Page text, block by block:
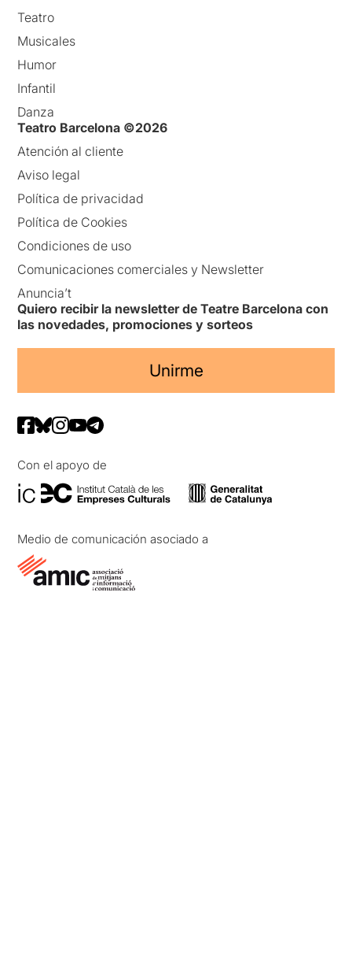
Teatro
Musicales
Humor
Infantil
Danza
Teatro Barcelona ©2026
Atención al cliente
Aviso legal
Política de privacidad
Política de Cookies
Condiciones de uso
Comunicaciones comerciales y Newsletter
Anuncia’t
Quiero recibir la newsletter de Teatre Barcelona con
las novedades, promociones y sorteos
Unirme
Con el apoyo de
Medio de comunicación asociado a